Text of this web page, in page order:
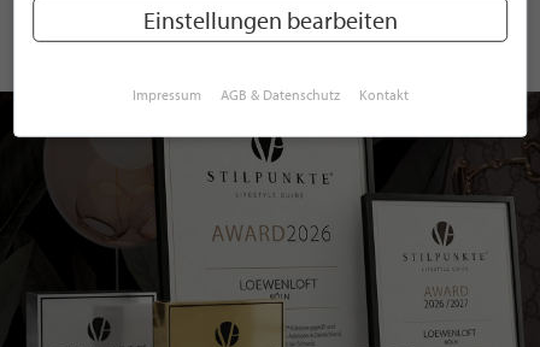
Einstellungen bearbeiten
Impressum AGB & Datenschutz Kontakt